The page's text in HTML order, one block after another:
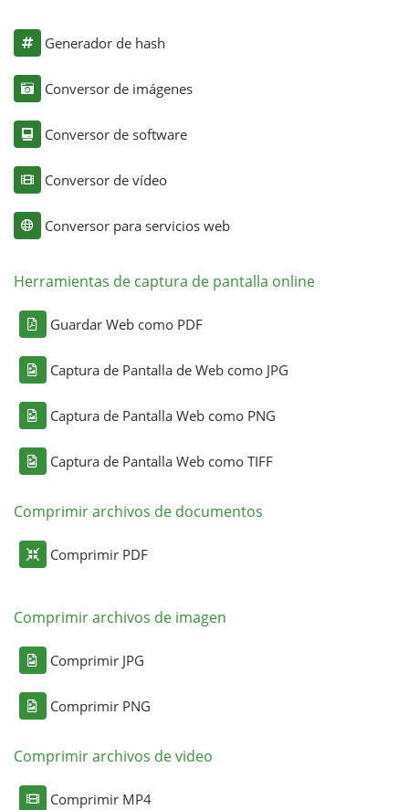
Generador de hash
Conversor de imágenes
Conversor de software
Conversor de vídeo
Conversor para servicios web
Herramientas de captura de pantalla online
Guardar Web como PDF
Captura de Pantalla de Web como JPG
Captura de Pantalla Web como PNG
Captura de Pantalla Web como TIFF
Comprimir archivos de documentos
Comprimir PDF
Comprimir archivos de imagen
Comprimir JPG
Comprimir PNG
Comprimir archivos de video
Comprimir MP4